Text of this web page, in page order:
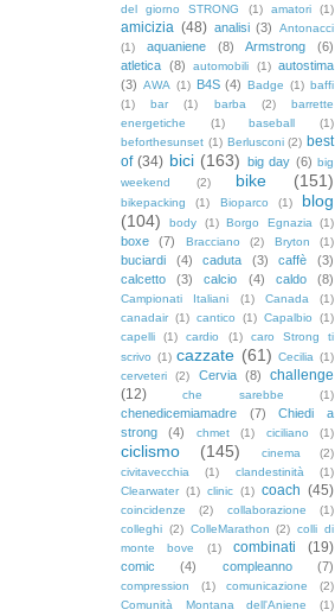
del giorno STRONG
(1) amatori (1)
amicizia (48) analisi (3)
Antonacci
(1)
aquaniene (8) Armstrong
(6)
atletica (8) automobili (1) autostima
(3) AWA (1) B4S (4) Badge (1) baffi
(1)
bar (1) barba (2)
barrette
energetiche
(1) baseball
(1)
beforthesunset (1) Berlusconi (2) best
of (34) bici (163) big day (6) big
weekend
(2) bike (151)
bikepacking (1) Bioparco (1)
blog
(104)
body (1) Borgo Egnazia (1)
boxe (7) Bracciano (2) Bryton (1)
buciardi (4) caduta (3) caffè
(3)
calcetto
(3) calcio (4) caldo (8)
Campionati Italiani (1) Canada
(1)
canadair (1) cantico (1) Capalbio
(1)
capelli
(1) cardio (1)
caro Strong ti
scrivo (1) cazzate (61) Cecilia (1)
cerveteri
(2) Cervia (8)
challenge
(12)
che sarebbe (1)
chenedicemiamadre (7)
Chiedi a
strong
(4) chmet (1) ciciliano (1)
ciclismo (145) cinema
(2)
civitavecchia
(1) clandestinità
(1)
Clearwater (1) clinic (1) coach (45)
coincidenze (2) collaborazione
(1)
colleghi (2) ColleMarathon (2) colli di
monte bove
(1) combinati (19)
comic (4) compleanno (7)
compression (1) comunicazione
(2)
Comunità Montana dell'Aniene
(1)